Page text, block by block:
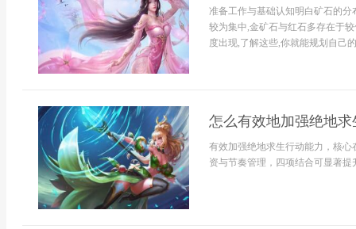
准备工作与基础认知明白矿石的
较为集中,金矿石与红石多存在于
度出现,了解这些,你就能规划自己
怎么有效地加强绝地
有效加强绝地求生行动能力，核
资与节奏管理，四项结合可显著